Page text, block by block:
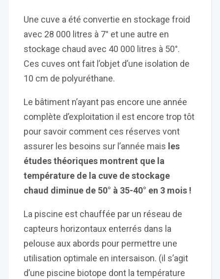
Une cuve a été convertie en stockage froid
avec 28 000 litres à 7° et une autre en
stockage chaud avec 40 000 litres à 50°.
Ces cuves ont fait l’objet d’une isolation de
10 cm de polyuréthane.
Le bâtiment n’ayant pas encore une année
complète d’exploitation il est encore trop tôt
pour savoir comment ces réserves vont
assurer les besoins sur l’année mais les
études théoriques montrent que la
température de la cuve de stockage
chaud diminue de 50° à 35-40° en 3 mois!
La piscine est chauffée par un réseau de
capteurs horizontaux enterrés dans la
pelouse aux abords pour permettre une
utilisation optimale en intersaison. (il s’agit
d’une piscine biotope dont la température